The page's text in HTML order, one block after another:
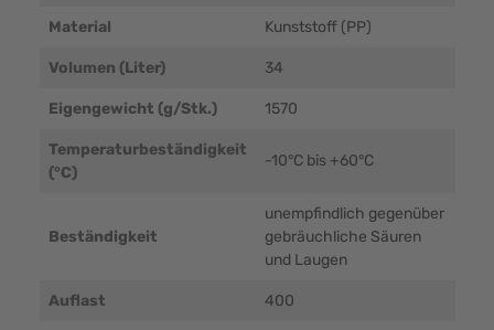
Material Kunststoff (PP)
Volumen (Liter) 34
Eigengewicht (g/Stk.) 1570
Temperaturbeständigkeit
(°C)
-10°C bis +60°C
Beständigkeit
unempfindlich gegenüber
gebräuchliche Säuren
und Laugen
Auflast 400